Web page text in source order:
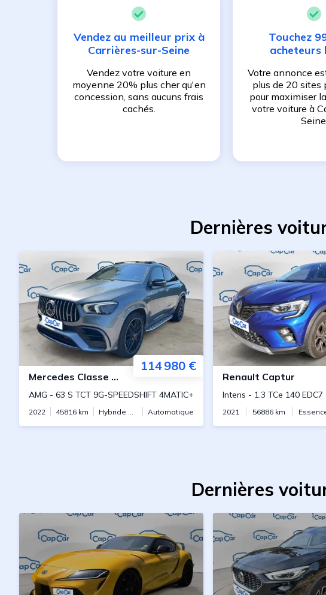
Vendez au meilleur prix à
Carrières-sur-Seine
Vendez votre voiture en
moyenne 20% plus cher qu'en
concession, sans aucuns frais
cachés.
Touchez
acheteurs
Votre annonce
plus de 20 sites
pour maximiser
votre voiture à
Seine
Dernières
114 980 €
Mercedes Classe GLE Coupe
AMG - 63 S TCT 9G-SPEEDSHIFT 4MATIC+
2022 45816 km Hybride essence Automatique
Renault Captur
Intens - 1.3 TCe 140 EDC7
2021 56886 km
Dernières